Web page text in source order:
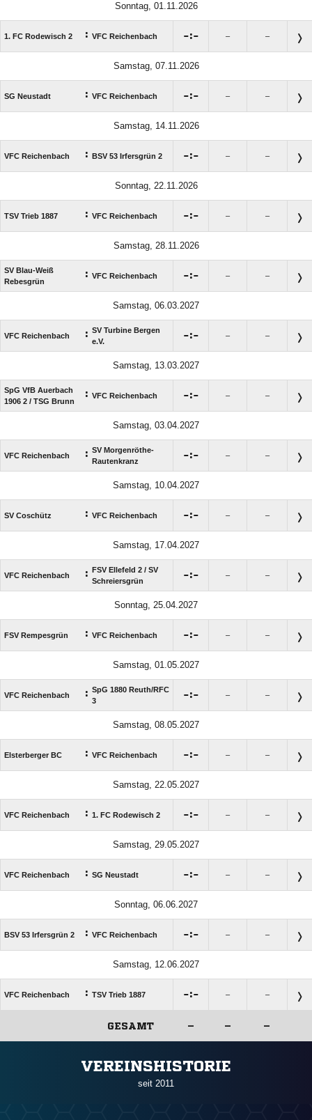
Sonntag, 01.11.2026
1. FC Rodewisch 2 : VFC Reichenbach : – –
Samstag, 07.11.2026
SG Neustadt : VFC Reichenbach : – –
Samstag, 14.11.2026
VFC Reichenbach : BSV 53 Irfersgrün 2 : – –
Sonntag, 22.11.2026
TSV Trieb 1887 : VFC Reichenbach : – –
Samstag, 28.11.2026
SV Blau-Weiß
Rebesgrün
: VFC Reichenbach : – –
Samstag, 06.03.2027
VFC Reichenbach : SV Turbine Bergen
e.V.
: – –
Samstag, 13.03.2027
SpG VfB Auerbach
1906 2 /​ TSG Brunn
: VFC Reichenbach : – –
Samstag, 03.04.2027
VFC Reichenbach : SV Morgenröthe-
Rautenkranz
: – –
Samstag, 10.04.2027
SV Coschütz : VFC Reichenbach : – –
Samstag, 17.04.2027
VFC Reichenbach :
FSV Ellefeld 2 /​ SV
Schreiersgrün
: – –
Sonntag, 25.04.2027
FSV Rempesgrün : VFC Reichenbach : – –
Samstag, 01.05.2027
VFC Reichenbach : SpG 1880 Reuth/​RFC
3
: – –
Samstag, 08.05.2027
Elsterberger BC : VFC Reichenbach : – –
Samstag, 22.05.2027
VFC Reichenbach : 1. FC Rodewisch 2 : – –
Samstag, 29.05.2027
VFC Reichenbach : SG Neustadt : – –
Sonntag, 06.06.2027
BSV 53 Irfersgrün 2 : VFC Reichenbach : – –
Samstag, 12.06.2027
VFC Reichenbach : TSV Trieb 1887 : – –
GESAMT – – –
VEREINSHISTORIE
seit 2011